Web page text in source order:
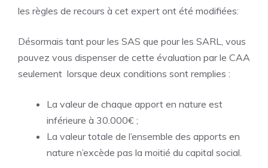
les règles de recours à cet expert ont été modifiées:
Désormais tant pour les SAS que pour les SARL, vous
pouvez vous dispenser de cette évaluation par le CAA
seulement lorsque deux conditions sont remplies :
La valeur de chaque apport en nature est
inférieure à 30.000€ ;
La valeur totale de l’ensemble des apports en
nature n’excède pas la moitié du capital social.